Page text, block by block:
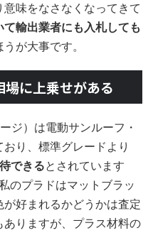
味をなさなくなってきて
て輸出業者にも入札しても
うが大事です。
に上乗せがある
ジ）は電動サンルーフ・
り、標準グレードより
できるとされています
のプラドはマットブラッ
好まれるかどうかは査定
りますが、プラス材料の